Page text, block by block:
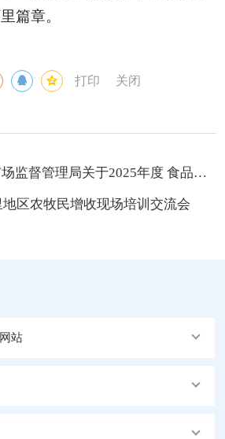
篇章。
打印 关闭
阿里地区市场监督管理局关于2025年度 食品及食用农产品安全监督抽检 结果分析的公告
地区农牧民增收现场培训交流会
站